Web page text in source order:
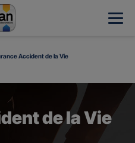
Accident de la Vie
de la Vie